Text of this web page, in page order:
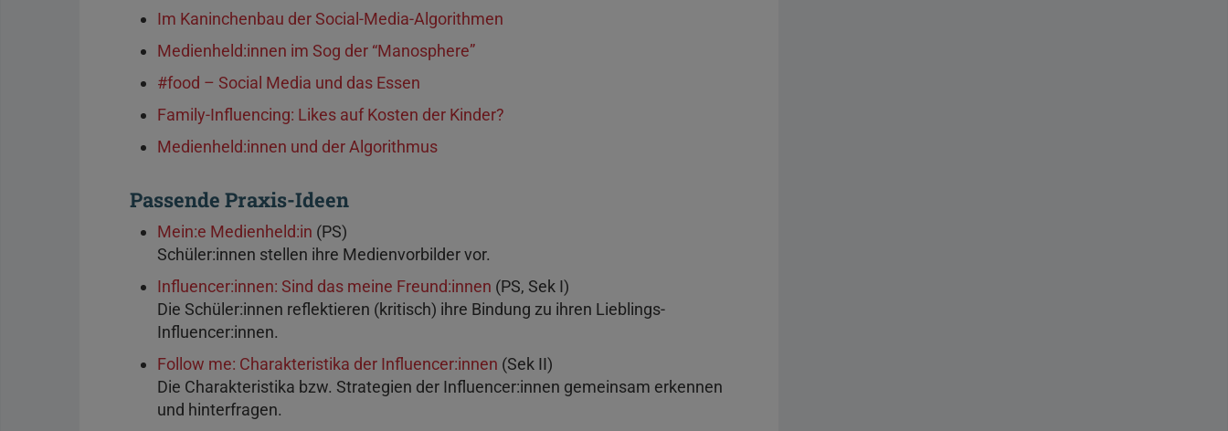
Im Kaninchenbau der Social-Media-Algorithmen
Medienheld:innen im Sog der “Manosphere”
#food – Social Media und das Essen
Family-Influencing: Likes auf Kosten der Kinder?
Medienheld:innen und der Algorithmus
Passende Praxis-Ideen
Mein:e Medienheld:in (PS)
Schüler:innen stellen ihre Medienvorbilder vor.
Influencer:innen: Sind das meine Freund:innen (PS, Sek I)
Die Schüler:innen reflektieren (kritisch) ihre Bindung zu ihren Lieblings-
Influencer:innen.
Follow me: Charakteristika der Influencer:innen (Sek II)
Die Charakteristika bzw. Strategien der Influencer:innen gemeinsam erkennen
und hinterfragen.